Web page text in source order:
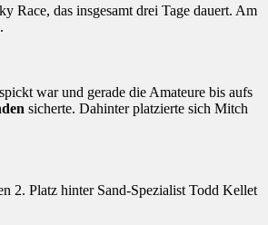
Race, das insgesamt drei Tage dauert. Am
war und gerade die Amateure bis aufs
sicherte. Dahinter platzierte sich Mitch
2. Platz hinter Sand-Spezialist Todd Kellet